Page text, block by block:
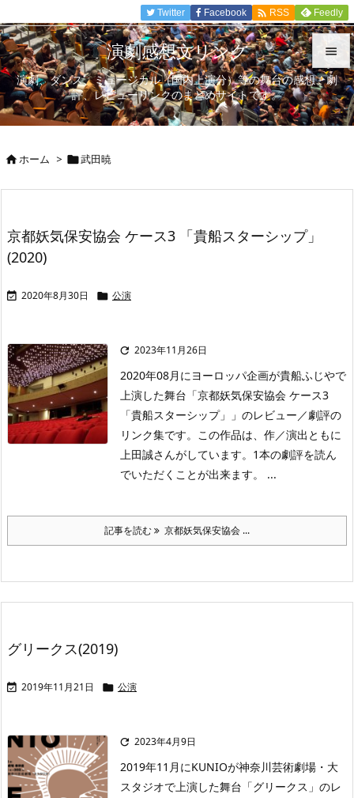


メニュ

Twitter Facebook  RSS Feedly
演劇感想文リンク
演劇、ダンス、ミュージカル（国内上演分）等の舞台の感想、劇
評、レビューリンクのまとめサイトです。
ホーム > 武田暁
京都妖気保安協会 ケース3 「貴船スターシップ」
(2020)
 2020年8月30日  公演
 2023年11月26日
2020年08月にヨーロッパ企画が貴船ふじやで
上演した舞台「京都妖気保安協会 ケース3
「貴船スターシップ」」のレビュー／劇評の
リンク集です。この作品は、作／演出ともに
上田誠さんがしています。1本の劇評を読ん
でいただくことが出来ます。 ...
記事を読む 京都妖気保安協会 ...
グリークス(2019)
 2019年11月21日  公演
 2023年4月9日
2019年11月にKUNIOが神奈川芸術劇場・大
スタジオで上演した舞台「グリークス」のレ